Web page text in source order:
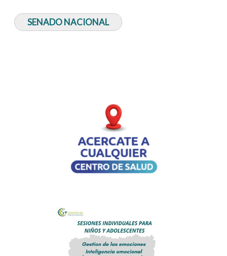
SENADO NACIONAL